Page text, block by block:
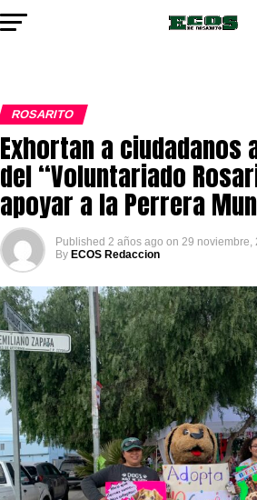
ROSARITO
Exhortan a ciudadanos
del “Voluntariado
apoyar a la Perrera
Published 2 años ago on 29 noviembre,
By ECOS Redaccion